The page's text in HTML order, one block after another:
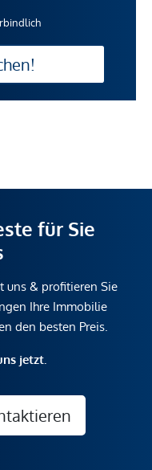
für Sie
uns & profitieren Sie
Ihre Immobilie
den besten Preis.
jetzt.